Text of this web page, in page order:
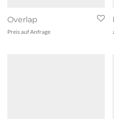
Overlap
Preis auf Anfrage